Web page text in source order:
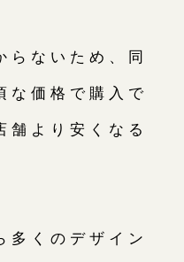
らないため、同
な価格で購入で
舗より安くなる
多くのデザイン